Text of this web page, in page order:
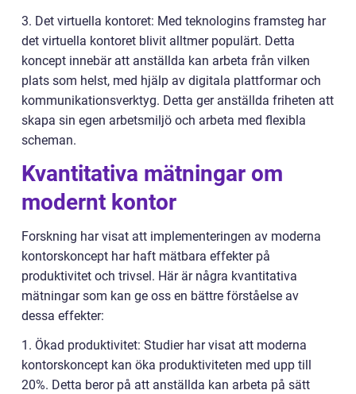
3. Det virtuella kontoret: Med teknologins framsteg har
det virtuella kontoret blivit alltmer populärt. Detta
koncept innebär att anställda kan arbeta från vilken
plats som helst, med hjälp av digitala plattformar och
kommunikationsverktyg. Detta ger anställda friheten att
skapa sin egen arbetsmiljö och arbeta med flexibla
scheman.
Kvantitativa mätningar om
modernt kontor
Forskning har visat att implementeringen av moderna
kontorskoncept har haft mätbara effekter på
produktivitet och trivsel. Här är några kvantitativa
mätningar som kan ge oss en bättre förståelse av
dessa effekter:
1. Ökad produktivitet: Studier har visat att moderna
kontorskoncept kan öka produktiviteten med upp till
20%. Detta beror på att anställda kan arbeta på sätt